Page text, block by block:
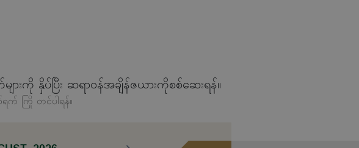
ားကို နှိပ်ပြီး ဆရာဝန်အချိန်ဇယားကိုစစ်ဆေးရန်။
က် ကြို တင်ပါရန်။